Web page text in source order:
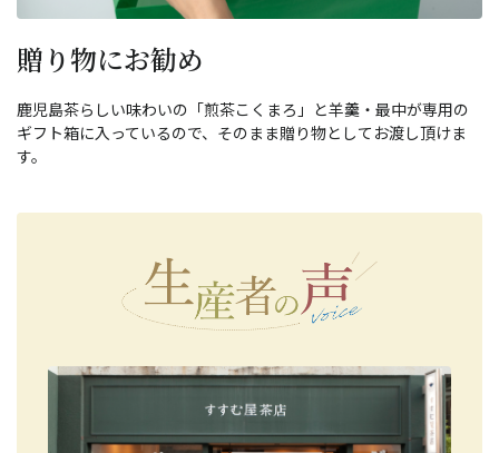
贈り物にお勧め
鹿児島茶らしい味わいの「煎茶こくまろ」と羊羹・最中が専用の
ギフト箱に入っているので、そのまま贈り物としてお渡し頂けま
す。